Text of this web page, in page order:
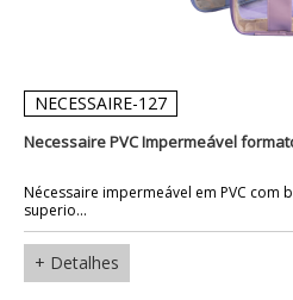
NECESSAIRE-127
Necessaire PVC Impermeável
Nécessaire impermeável em PVC com
superio...
+ Detalhes